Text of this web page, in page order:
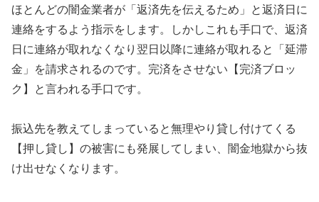
ほとんどの闇金業者が「返済先を伝えるため」と返済日に
連絡をするよう指示をします。しかしこれも手口で、返済
日に連絡が取れなくなり翌日以降に連絡が取れると「延滞
金」を請求されるのです。完済をさせない【完済ブロッ
ク】と言われる手口です。
振込先を教えてしまっていると無理やり貸し付けてくる
【押し貸し】の被害にも発展してしまい、闇金地獄から抜
け出せなくなります。